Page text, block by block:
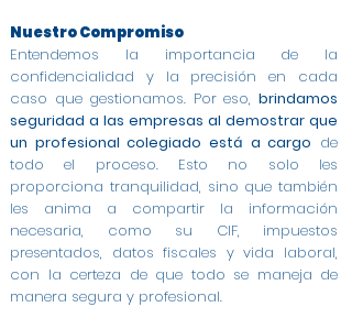
Nuestro Compromiso
Entendemos la importancia de la
confidencialidad y la precisión en cada
caso que gestionamos. Por eso, brindamos
seguridad a las empresas al demostrar que
un profesional colegiado está a cargo de
todo el proceso. Esto no solo les
proporciona tranquilidad, sino que también
les anima a compartir la información
necesaria, como su CIF, impuestos
presentados, datos fiscales y vida laboral,
con la certeza de que todo se maneja de
manera segura y profesional.